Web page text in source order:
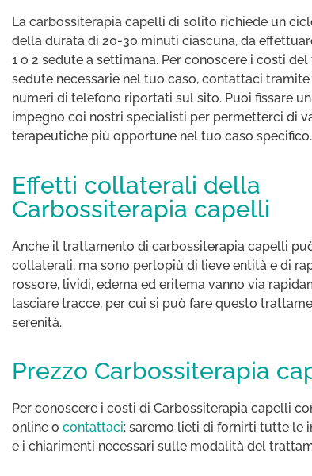
La carbossiterapia capelli di solito richiede un
della durata di 20-30 minuti ciascuna, da
1 o 2 sedute a settimana. Per conoscere i costi
sedute necessarie nel tuo caso, contattaci
numeri di telefono riportati sul sito. Puoi fissare
impegno coi nostri specialisti per permetterci di
terapeutiche più opportune nel tuo caso specifico.
Effetti collaterali della
Carbossiterapia capelli
Anche il trattamento di carbossiterapia capelli
collaterali, ma sono perlopiù di lieve entità e di
rossore, lividi, edema ed eritema vanno via
lasciare tracce, per cui si può fare questo
serenità.
Prezzo Carbossiterapia
Per conoscere i costi di Carbossiterapia capelli
online o contattaci: saremo lieti di fornirti tutte le
e i chiarimenti necessari sulle modalità del